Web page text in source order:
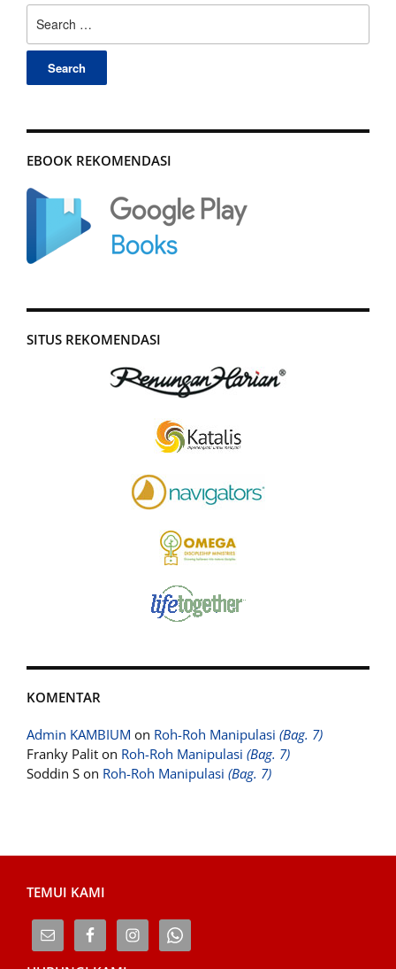
for:
EBOOK REKOMENDASI
SITUS REKOMENDASI
KOMENTAR
Admin KAMBIUM on Roh-Roh Manipulasi (Bag. 7)
Franky Palit on Roh-Roh Manipulasi (Bag. 7)
Soddin S on Roh-Roh Manipulasi (Bag. 7)
TEMUI KAMI